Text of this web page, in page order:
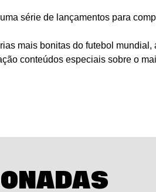
série de lançamentos para
mais bonitas do futebol
conteúdos especiais sobre o